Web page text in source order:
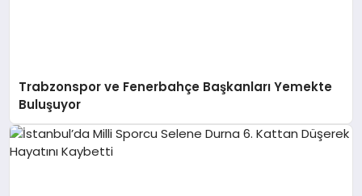
Trabzonspor ve Fenerbahçe Başkanları Yemekte
Buluşuyor